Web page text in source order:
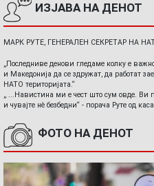
ИЗЈАВА НА ДЕНОТ
МАРК РУТЕ, ГЕНЕРАЛЕН СЕКРЕТАР НА
„Последниве денови гледаме колку е
и Македонија да се здружат, да работат
НАТО територијата.“
„ ...Навистина ми е чест што сум овде. Ви
и чувајте нè безбедни“ - порача Руте од
ФОТО НА ДЕНОТ